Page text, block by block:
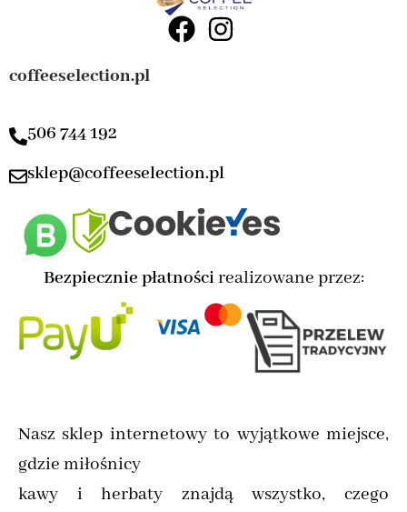
coffeeselection.pl
506 744 192
sklep@coffeeselection.pl
Bezpiecznie płatnościrealizowane przez:
Nasz sklep internetowy to wyjątkowe miejsce,
gdzie miłośnicy
kawy i herbaty znajdą wszystko, czego